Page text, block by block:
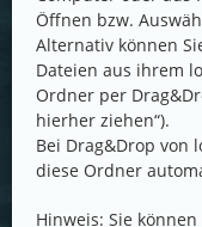
Öffnen bzw.
Alternativ können
Dateien aus ihrem
Ordner per
hierher ziehen“).
Bei Drag&Drop von
diese Ordner
Hinweis: Sie